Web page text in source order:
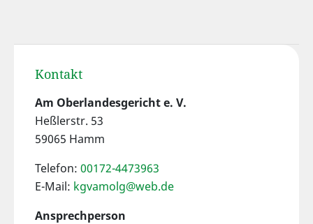
Kontakt
Am Oberlandesgericht e. V.
Heßlerstr. 53
59065 Hamm
Telefon: 00172-4473963
E-Mail: kgvamolg@web.de
Ansprechperson